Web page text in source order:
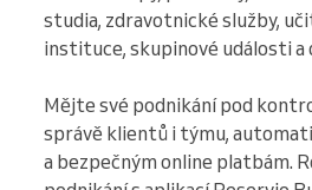
studia, zdravotnické služby,
instituce, skupinové události a
Mějte své podnikání pod
správě klientů i týmu,
a bezpečným online platbám.